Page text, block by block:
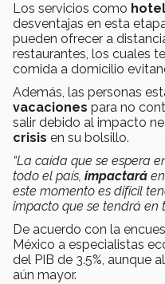
Los servicios como
desventajas en esta
pueden ofrecer a
restaurantes, los cuales
comida a domicilio
Además, las personas
vacaciones para no
salir debido al impacto
crisis en su bolsillo.
“La caída que se espera
todo el país, impactará
este momento es difícil
impacto que se tendrá en
De acuerdo con la
México a especialistas
del PIB de 3.5%, aunque
aún mayor.